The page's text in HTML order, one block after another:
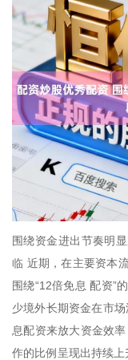
围绕资金进出节奏明
临 近期，在主要资本
围绕“12倍免息 配资”
少境外长期资金在市
息配资来放大资金效
作的比例呈现出持续